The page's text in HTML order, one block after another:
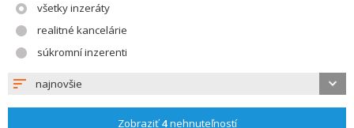
všetky inzeráty
realitné kancelárie
súkromní inzerenti
najnovšie
Zobraziť4nehnuteľností